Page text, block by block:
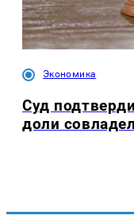
Экономика
Суд
доли